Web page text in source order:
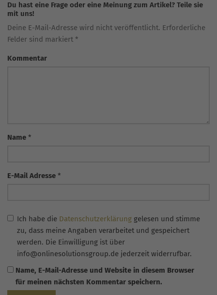
Du hast eine Frage oder eine Meinung zum Artikel? Teile sie
mit uns!
Deine E-Mail-Adresse wird nicht veröffentlicht. Erforderliche
Felder sind markiert *
Kommentar
Name *
E-Mail Adresse *
Ich habe die Datenschutzerklärung gelesen und stimme
zu, dass meine Angaben verarbeitet und gespeichert
werden. Die Einwilligung ist über
info@onlinesolutionsgroup.de jederzeit widerrufbar.
Name, E-Mail-Adresse und Website in diesem Browser
für meinen nächsten Kommentar speichern.